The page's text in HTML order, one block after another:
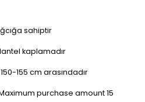
sahiptir
kaplamadır
155 cm arasındadır
purchase amount 15